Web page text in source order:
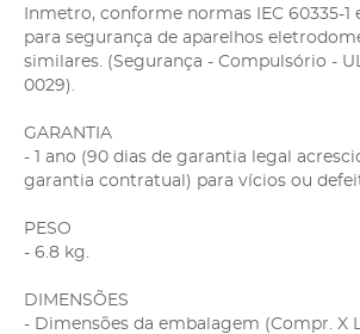
Inmetro, conforme normas IEC 60335-1
para segurança de aparelhos
similares. (Segurança - Compulsório -
0029).
GARANTIA
- 1 ano (90 dias de garantia legal
garantia contratual) para vícios ou
PESO
- 6.8 kg.
DIMENSÕES
- Dimensões da embalagem (Compr. X